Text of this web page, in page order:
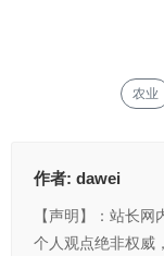
农业
作者: dawei
【声明】：站长
个人观点绝非权威